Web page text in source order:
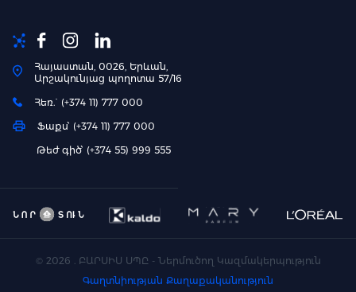
Հայաստան, 0026, Երևան,
Արշակունյաց պողոտա 57/16
Հեռ.` (+374 11) 777 000
Ֆաքս՝ (+374 11) 777 000
Թեժ գիծ՝ (+374 55) 999 555
© 2026 . ԲԱՐՍԻՍ ՍՊԸ - Ներմուծող Կազմակերպություն
Գաղտնիության Քաղաքականություն